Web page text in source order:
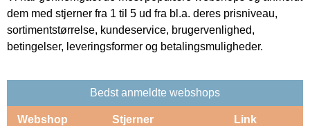
dem med stjerner fra 1 til 5 ud fra bl.a. deres prisniveau,
sortimentstørrelse, kundeservice, brugervenlighed,
betingelser, leveringsformer og betalingsmuligheder.
Bedst anmeldte webshops
Webshop Stjerner Link